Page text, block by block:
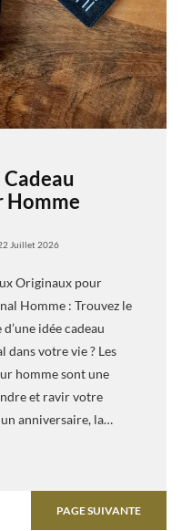
Homme
Juillet 2026
Originaux pour
Homme : Trouvez le
idée cadeau
dans votre vie ? Les
homme sont une
et ravir votre
anniversaire, la…
PAGE SUIVANTE